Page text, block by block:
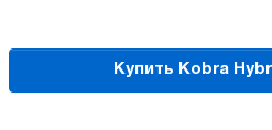
Купить Kobra